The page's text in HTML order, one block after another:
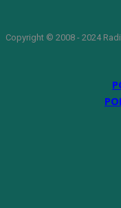
Copyright © 2008 - 2024